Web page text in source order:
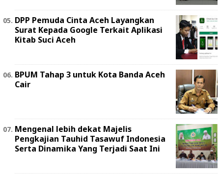
DPP Pemuda Cinta Aceh Layangkan
Surat Kepada Google Terkait Aplikasi
Kitab Suci Aceh
BPUM Tahap 3 untuk Kota Banda Aceh
Cair
Mengenal lebih dekat Majelis
Pengkajian Tauhid Tasawuf Indonesia
Serta Dinamika Yang Terjadi Saat Ini